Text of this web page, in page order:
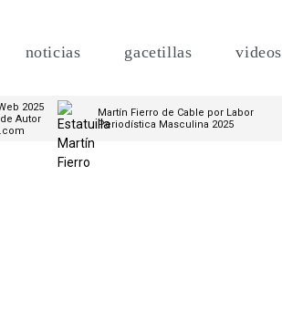
noticias gacetillas videos
2025
Autor
Martín Fierro de Cable por Labor
Periodística Masculina 2025